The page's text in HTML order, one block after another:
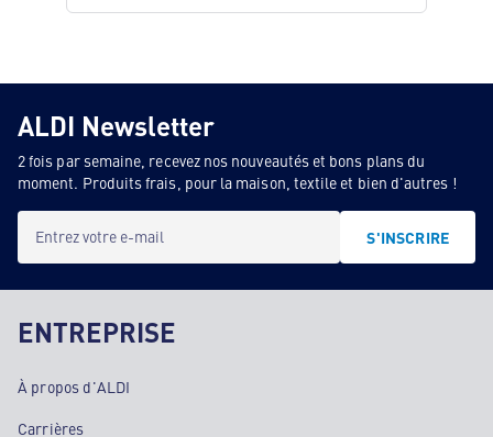
ALDI Newsletter
2 fois par semaine, recevez nos nouveautés et bons plans du
moment. Produits frais, pour la maison, textile et bien d'autres !
Entrez votre e-mail S'INSCRIRE
ENTREPRISE
À propos d'ALDI
Carrières